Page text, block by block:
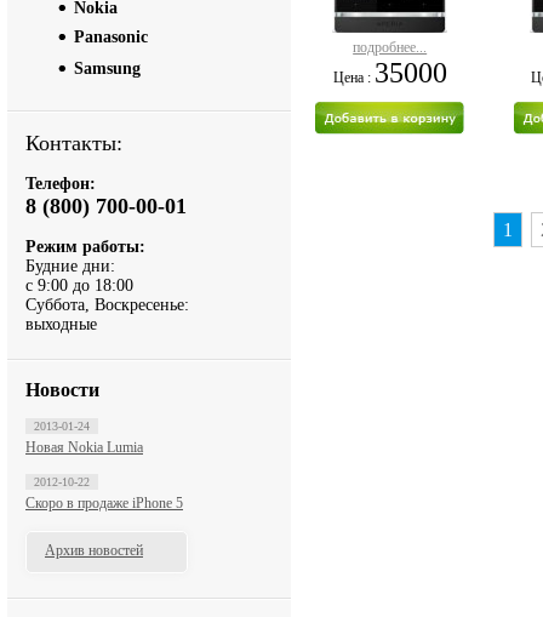
подробнее...
Цена : 35000
1
Nokia
Panasonic
Samsung
Контакты:
Телефон:
8 (800) 700-00-01
Режим работы:
Будние дни:
с 9:00 до 18:00
Суббота, Воскресенье:
выходные
Новости
2013-01-24
Новая Nokia Lumia
2012-10-22
Скоро в продаже iPhone 5
Архив новостей